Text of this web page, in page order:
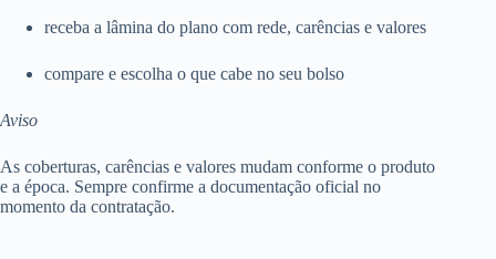
receba a lâmina do plano com rede, carências e valores
compare e escolha o que cabe no seu bolso
Aviso
As coberturas, carências e valores mudam conforme o produto
e a época. Sempre confirme a documentação oficial no
momento da contratação.